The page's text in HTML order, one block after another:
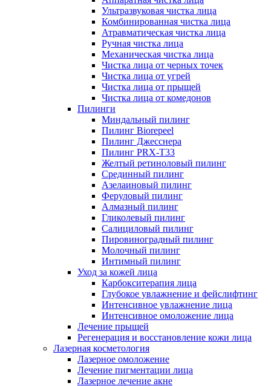
Ультразвуковая чистка лица
Комбинированная чистка лица
Атравматическая чистка лица
Ручная чистка лица
Механическая чистка лица
Чистка лица от черных точек
Чистка лица от угрей
Чистка лица от прыщей
Чистка лица от комедонов
Пилинги
Миндальный пилинг
Пилинг Biorepeel
Пилинг Джесснера
Пилинг PRX-T33
Желтый ретиноловый пилинг
Срединный пилинг
Азелаиновый пилинг
Феруловый пилинг
Алмазный пилинг
Гликолевый пилинг
Салициловый пилинг
Пировиноградный пилинг
Молочный пилинг
Интимный пилинг
Уход за кожей лица
Карбокситерапия лица
Глубокое увлажнение и фейслифтинг
Интенсивное увлажнение лица
Интенсивное омоложение лица
Лечение прыщей
Регенерация и восстановление кожи лица
Лазерная косметология
Лазерное омоложение
Лечение пигментации лица
Лазерное лечение акне